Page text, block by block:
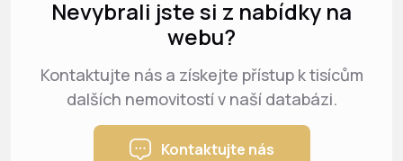
Nevybrali jste si z nabídky na
webu?
Kontaktujte nás a získejte přístup k tisícům
dalších nemovitostí v naší databázi.
Kontaktujte nás